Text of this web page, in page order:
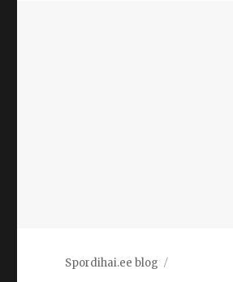
Spordihai.ee blog